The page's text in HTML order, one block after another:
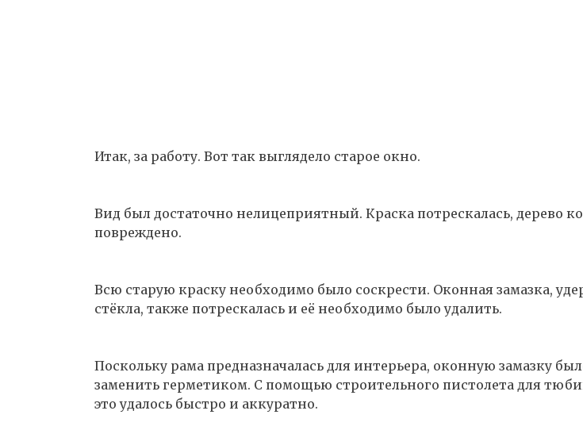
Итак, за работу. Вот так выглядело старое окно.
Вид был достаточно нелицеприятный. Краска потрескалась, дерево
повреждено.
Всю старую краску необходимо было соскрести. Оконная замазка,
стёкла, также потрескалась и её необходимо было удалить.
Поскольку рама предназначалась для интерьера, оконную замазку
заменить герметиком. С помощью строительного пистолета для
это удалось быстро и аккуратно.